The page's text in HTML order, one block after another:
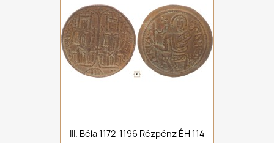
III. Béla 1172-1196 Rézpénz ÉH 114